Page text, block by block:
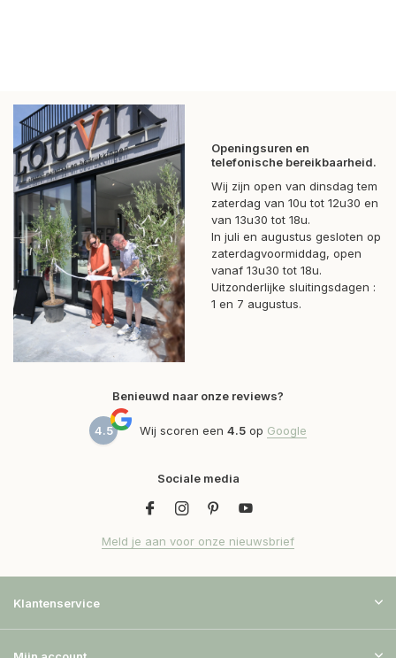
Openingsuren en
telefonische bereikbaarheid.
Wij zijn open van dinsdag tem
zaterdag van 10u tot 12u30 en
van 13u30 tot 18u.
In juli en augustus gesloten op
zaterdagvoormiddag, open
vanaf 13u30 tot 18u.
Uitzonderlijke sluitingsdagen :
1 en 7 augustus.
Benieuwd naar onze reviews?
4.5 Wij scoren een 4.5 op Google
Sociale media
Meld je aan voor onze nieuwsbrief
Klantenservice